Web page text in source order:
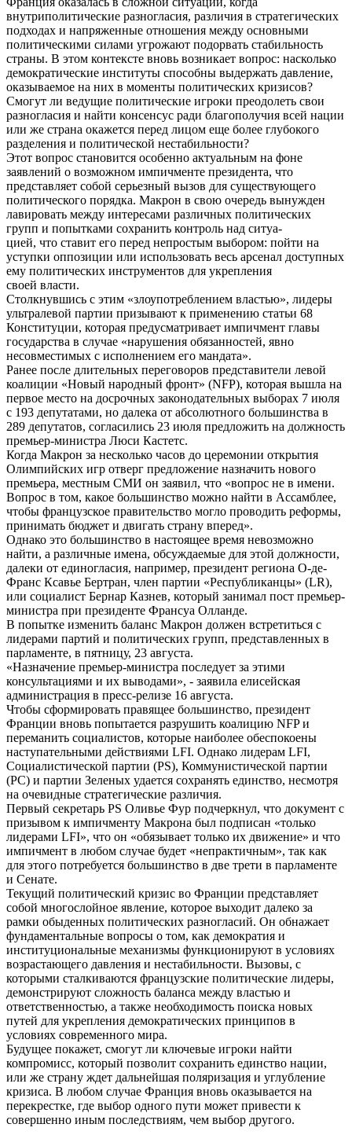
внутриполитические разногласия, различия в стратегических
подходах и напряженные отношения между основными
политическими силами угрожают подорвать стабильность
страны. В этом контексте вновь возникает вопрос: насколько
демократические институты способны выдержать давление,
оказываемое на них в моменты политических кризисов?
Смогут ли ведущие политические игроки преодолеть свои
разногласия и найти консенсус ради благополучия всей нации
или же страна окажется перед лицом еще более глубокого
разделения и политической нестабильности?
Этот вопрос становится особенно актуальным на фоне
заявлений о возможном импичменте президента, что
представляет собой серьезный вызов для существующего
политического порядка. Макрон в свою очередь вынужден
лавировать между интересами различных политических
групп и попытками сохранить контроль над ситуа-
цией, что ставит его перед непростым выбором: пойти на
уступки оппозиции или использовать весь арсенал доступных
ему политических инструментов для укрепления
своей власти.
Столкнувшись с этим «злоупотреблением властью», лидеры
ультралевой партии призывают к применению статьи 68
Конституции, которая предусматривает импичмент главы
государства в случае «нарушения обязанностей, явно
несовместимых с исполнением его мандата».
Ранее после длительных переговоров представители левой
коалиции «Новый народный фронт» (NFP), которая вышла на
первое место на досрочных законодательных выборах 7 июля
с 193 депутатами, но далека от абсолютного большинства в
289 депутатов, согласились 23 июля предложить на должность
премьер-министра Люси Кастетс.
Когда Макрон за несколько часов до церемонии открытия
Олимпийских игр отверг предложение назначить нового
премьера, местным СМИ он заявил, что «вопрос не в имени.
Вопрос в том, какое большинство можно найти в Ассамблее,
чтобы французское правительство могло проводить реформы,
принимать бюджет и двигать страну вперед».
Однако это большинство в настоящее время невозможно
найти, а различные имена, обсуждаемые для этой должности,
далеки от единогласия, например, президент региона О-де-
Франс Ксавье Бертран, член партии «Республиканцы» (LR),
или социалист Бернар Казнев, который занимал пост премьер-
министра при президенте Франсуа Олланде.
В попытке изменить баланс Макрон должен встретиться с
лидерами партий и политических групп, представленных в
парламенте, в пятницу, 23 августа.
«Назначение премьер-министра последует за этими
консультациями и их выводами», - заявила елисейская
администрация в пресс-релизе 16 августа.
Чтобы сформировать правящее большинство, президент
Франции вновь попытается разрушить коалицию NFP и
переманить социалистов, которые наиболее обеспокоены
наступательными действиями LFI. Однако лидерам LFI,
Социалистической партии (PS), Коммунистической партии
(PC) и партии Зеленых удается сохранять единство, несмотря
на очевидные стратегические различия.
Первый секретарь PS Оливье Фур подчеркнул, что документ с
призывом к импичменту Макрона был подписан «только
лидерами LFI», что он «обязывает только их движение» и что
импичмент в любом случае будет «непрактичным», так как
для этого потребуется большинство в две трети в парламенте
и Сенате.
Текущий политический кризис во Франции представляет
собой многослойное явление, которое выходит далеко за
рамки обыденных политических разногласий. Он обнажает
фундаментальные вопросы о том, как демократия и
институциональные механизмы функционируют в условиях
возрастающего давления и нестабильности. Вызовы, с
которыми сталкиваются французские политические лидеры,
демонстрируют сложность баланса между властью и
ответственностью, а также необходимость поиска новых
путей для укрепления демократических принципов в
условиях современного мира.
Будущее покажет, смогут ли ключевые игроки найти
компромисс, который позволит сохранить единство нации,
или же страну ждет дальнейшая поляризация и углубление
кризиса. В любом случае Франция вновь оказывается на
перекрестке, где выбор одного пути может привести к
совершенно иным последствиям, чем выбор другого.